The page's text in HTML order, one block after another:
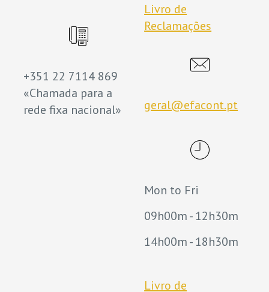
+351 22 7114 869
«Chamada para a
rede fixa nacional»
Livro de
Reclamações
geral@efacont.pt
Mon to Fri
09h00m - 12h30m
14h00m - 18h30m
Livro de